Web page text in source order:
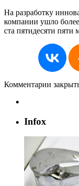
На разработку
компании ушло
ста пятидесяти пяти
Комментарии
Infox